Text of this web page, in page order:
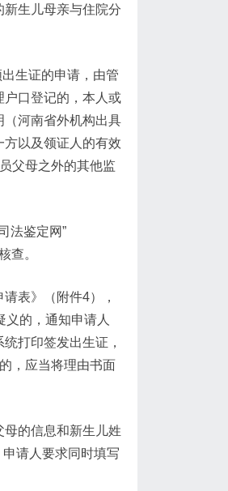
生儿母亲与住院分
生证的申请，由管
户口登记的，本人或
（河南省外机构出具
以及领证人的有效
父母之外的其他监
法鉴定网”
查。
表》（附件4），
的，通知申请人
打印签发出生证，
，应当将理由书面
的信息和新生儿姓
请人要求同时填写